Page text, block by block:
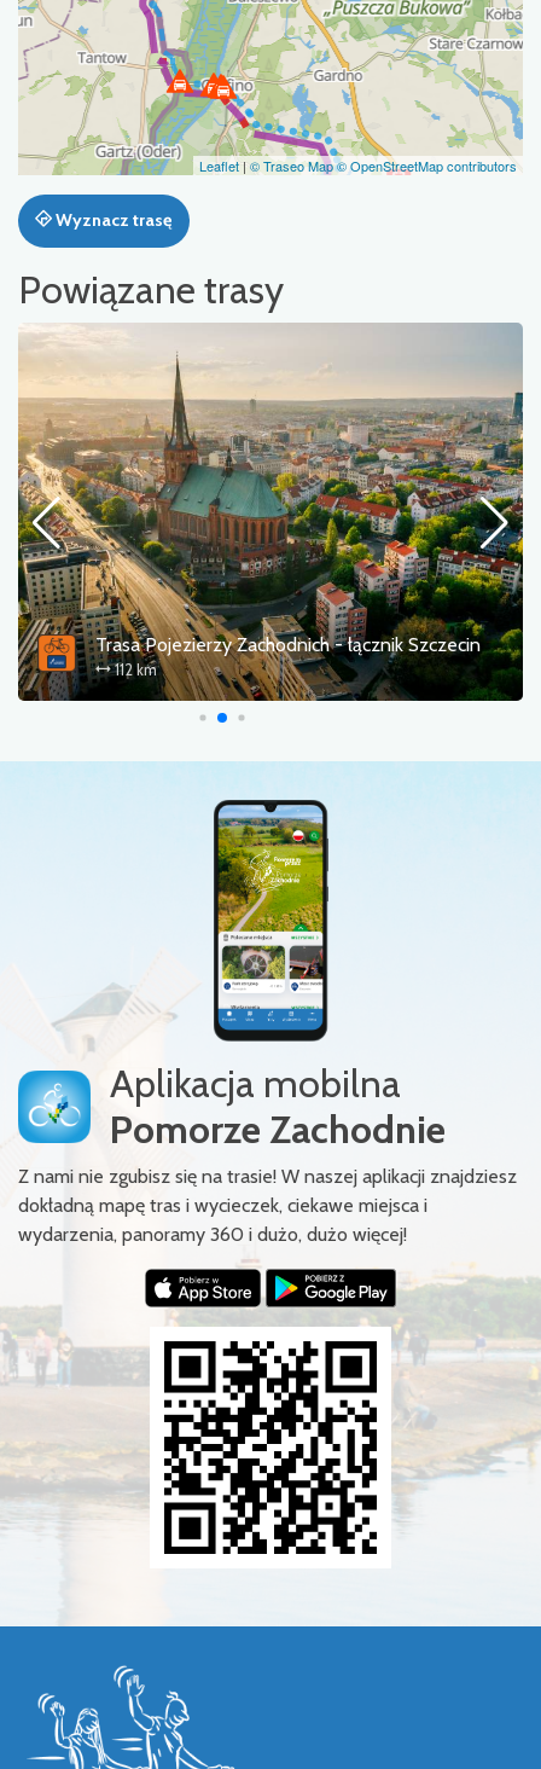
Leaflet | © Traseo Map© OpenStreetMap contributors
Wyznacz trasę
Powiązane trasy
Pętla Szczecin - Rieth
105 km
Aplikacja mobilna
Pomorze Zachodnie
Z nami nie zgubisz się na trasie! W naszej aplikacji znajdziesz
dokładną mapę tras i wycieczek, ciekawe miejsca i
wydarzenia, panoramy 360 i dużo, dużo więcej!